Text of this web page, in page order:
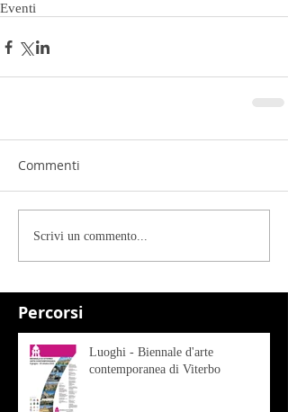
Percorsi
Eventi
Commenti
Scrivi un commento...
Luoghi - Biennale d'arte
contemporanea di Viterbo